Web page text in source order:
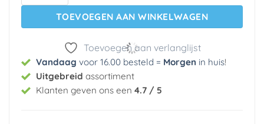
TOEVOEGEN AAN WINKELWAGEN
Toevoegen aan verlanglijst
Vandaag voor 16.00 besteld = Morgen in huis!
Uitgebreid assortiment
Klanten geven ons een 4.7 / 5